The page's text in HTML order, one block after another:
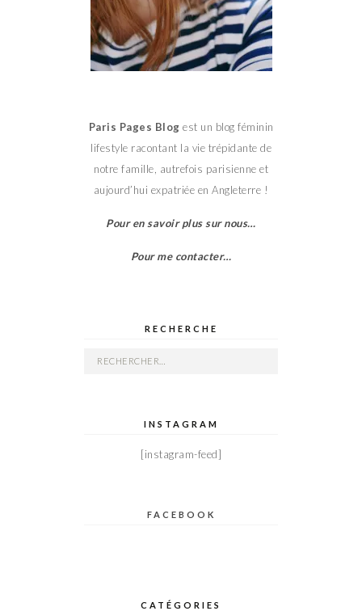
Paris Pages Blog est un blog féminin
lifestyle racontant la vie trépidante de
notre famille, autrefois parisienne et
aujourd’hui expatriée en Angleterre !
Pour en savoir plus sur nous…
Pour me contacter…
RECHERCHE
Rechercher :
INSTAGRAM
[instagram-feed]
FACEBOOK
CATÉGORIES